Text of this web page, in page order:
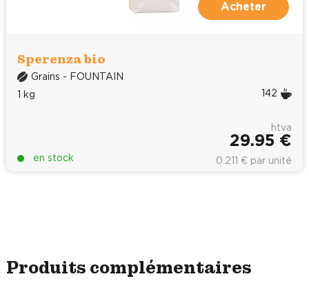
Acheter
Sperenza bio
Grains - FOUNTAIN
1 kg
142
en stock
htva
29.95 €
0.211 € par unité
Produits complémentaires